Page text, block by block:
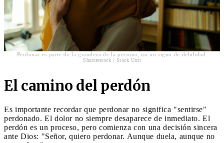
Perdonar es parte de la grandeza de la persona, no un signo de debilidad.
Shutterstock | Stock Unit
El camino del perdón
Es importante recordar que perdonar no significa "sentirse"
perdonado. El dolor no siempre desaparece de inmediato. El
perdón es un proceso, pero comienza con una decisión sincera
ante Dios: "Señor, quiero perdonar. Aunque duela, aunque no